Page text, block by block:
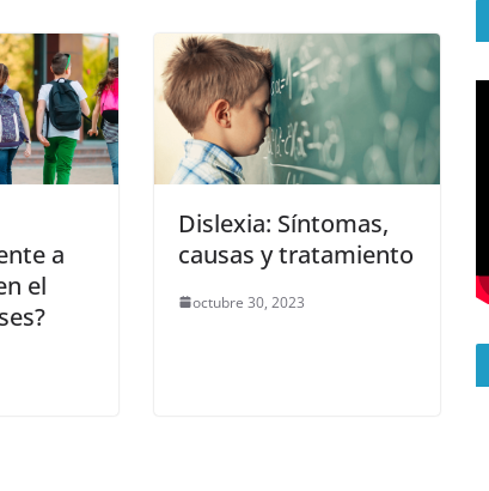
a
el
Dislexia: Síntomas,
causas y tratamiento
octubre 30, 2023